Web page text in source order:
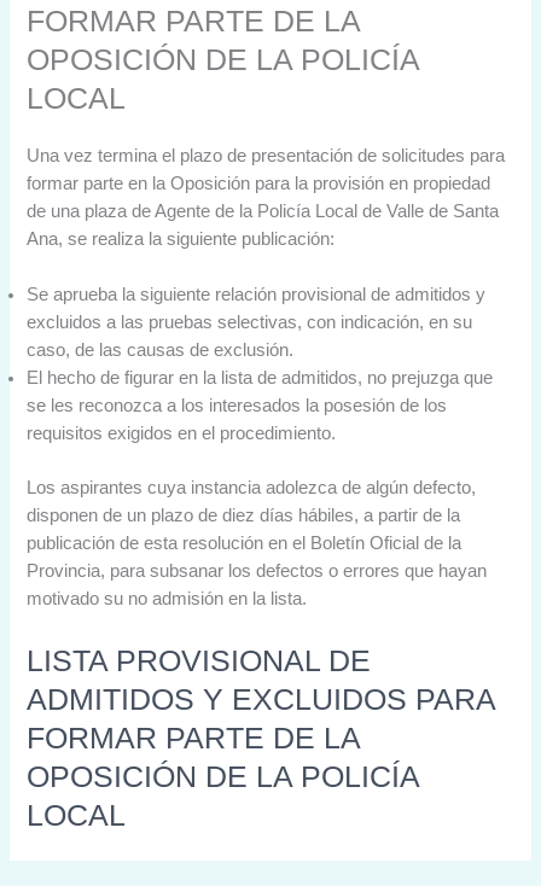
FORMAR PARTE DE LA
OPOSICIÓN DE LA POLICÍA
LOCAL
Una vez termina el plazo de presentación de solicitudes para
formar parte en la Oposición para la provisión en propiedad
de una plaza de Agente de la Policía Local de Valle de Santa
Ana, se realiza la siguiente publicación:
Se aprueba la siguiente relación provisional de admitidos y
excluidos a las pruebas selectivas, con indicación, en su
caso, de las causas de exclusión.
El hecho de figurar en la lista de admitidos, no prejuzga que
se les reconozca a los interesados la posesión de los
requisitos exigidos en el procedimiento.
Los aspirantes cuya instancia adolezca de algún defecto,
disponen de un plazo de diez días hábiles, a partir de la
publicación de esta resolución en el Boletín Oficial de la
Provincia, para subsanar los defectos o errores que hayan
motivado su no admisión en la lista.
LISTA PROVISIONAL DE
ADMITIDOS Y EXCLUIDOS PARA
FORMAR PARTE DE LA
OPOSICIÓN DE LA POLICÍA
LOCAL